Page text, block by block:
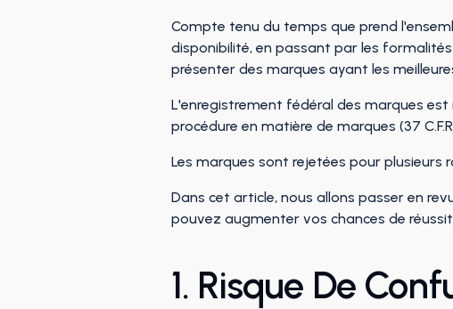
Compte tenu du temps que prend
disponibilité, en passant par les
présenter des marques ayant les
L'enregistrement fédéral des marques est
procédure en matière de marques (37
Les marques sont rejetées pour plusieurs
Dans cet article, nous allons passer en
pouvez augmenter vos chances de
1. Risque De